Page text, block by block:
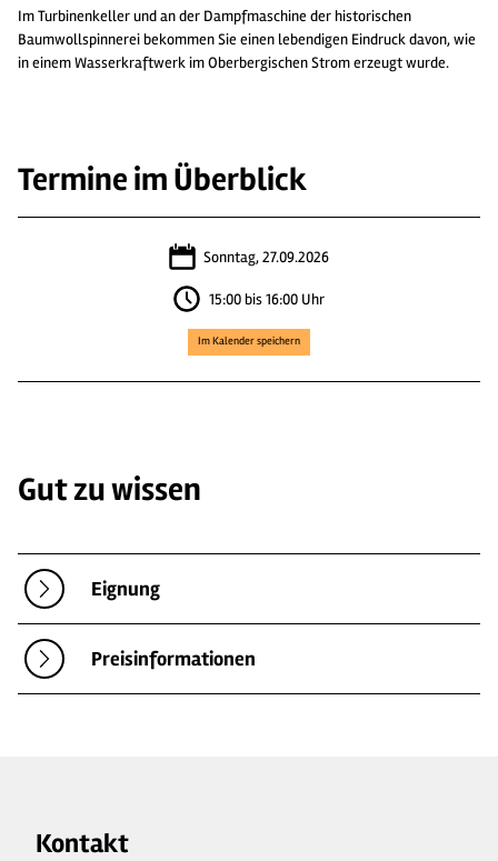
Im Turbinenkeller und an der Dampfmaschine der historischen
Baumwollspinnerei bekommen Sie einen lebendigen Eindruck davon, wie
in einem Wasserkraftwerk im Oberbergischen Strom erzeugt wurde.
Termine im Überblick
Sonntag, 27.09.2026
15:00 bis 16:00 Uhr
Im Kalender speichern
Gut zu wissen
Eignung
Preisinformationen
Kontakt